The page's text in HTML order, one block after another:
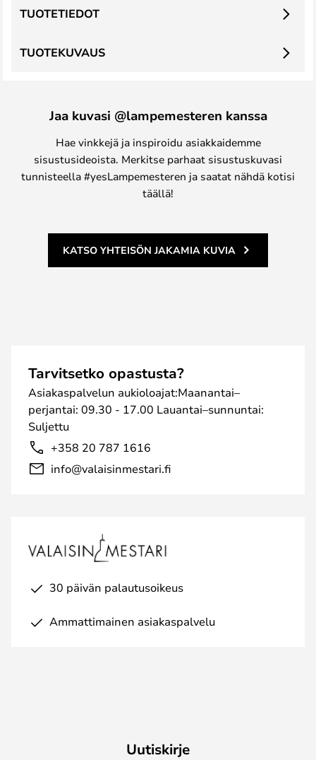
TUOTEKUVAUS
TUOTETIEDOT
Jaa kuvasi @lampemesteren kanssa
Hae vinkkejä ja inspiroidu asiakkaidemme
sisustusideoista. Merkitse parhaat sisustuskuvasi
tunnisteella #yesLampemesteren ja saatat nähdä kotisi
täällä!
KATSO YHTEISÖN JAKAMIA KUVIA
Tarvitsetko opastusta?
Asiakaspalvelun aukioloajat:Maanantai–
perjantai: 09.30 - 17.00 Lauantai–sunnuntai:
Suljettu
+358 20 787 1616
info@valaisinmestari.fi
30 päivän palautusoikeus
Ammattimainen asiakaspalvelu
Uutiskirje